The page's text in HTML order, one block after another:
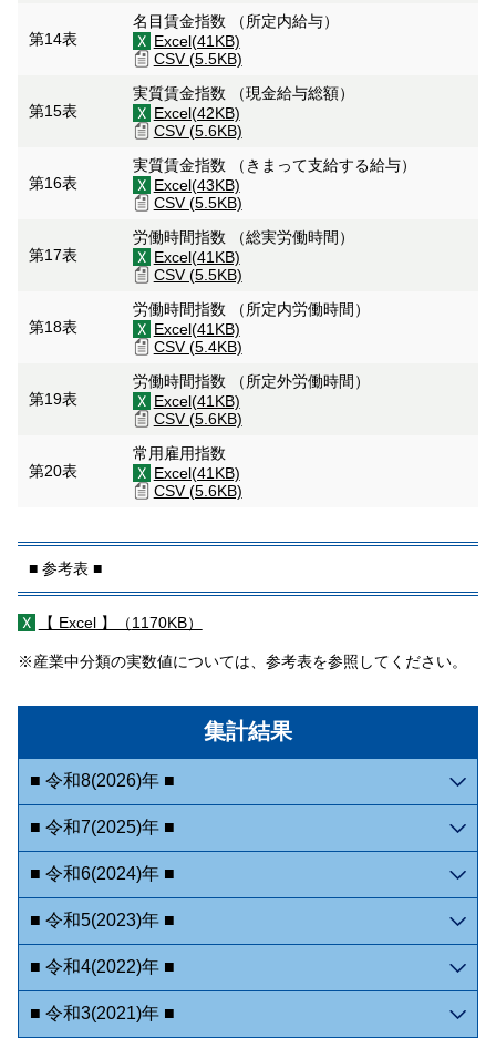
集計結果
■ 令和8(2026)年 ■
■ 令和7(2025)年 ■
■ 令和6(2024)年 ■
■ 令和5(2023)年 ■
■ 令和4(2022)年 ■
■ 令和3(2021)年 ■
第14表
名目賃金指数 （所定内給与）
Excel(41KB)
CSV (5.5KB)
第15表
実質賃金指数 （現金給与総額）
Excel(42KB)
CSV (5.6KB)
第16表
実質賃金指数 （きまって支給する給与）
Excel(43KB)
CSV (5.5KB)
第17表
労働時間指数 （総実労働時間）
Excel(41KB)
CSV (5.5KB)
第18表
労働時間指数 （所定内労働時間）
Excel(41KB)
CSV (5.4KB)
第19表
労働時間指数 （所定外労働時間）
Excel(41KB)
CSV (5.6KB)
第20表
常用雇用指数
Excel(41KB)
CSV (5.6KB)
■ 参考表 ■
【 Excel 】（1170KB）
※産業中分類の実数値については、参考表を参照してください。